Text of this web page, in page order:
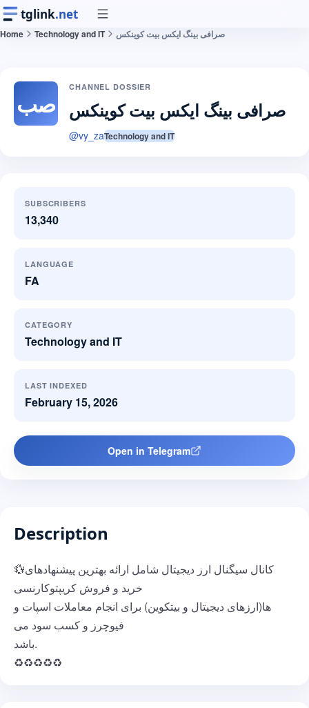
tglink.net
Home Technology and IT صرافی بینگ ایکس بیت کوینکس
صب
CHANNEL DOSSIER
صرافی بینگ ایکس بیت کوینکس
@vy_zaTechnology and IT
SUBSCRIBERS
13,340
LANGUAGE
FA
CATEGORY
Technology and IT
LAST INDEXED
February 15, 2026
Open in Telegram
Description
💱کانال سیگنال ارز دیجیتال شامل ارائه بهترین پیشنهادهای
خرید و فروش کریپتوکارنسی
ها(ارزهای دیجیتال و بیتکوین) برای انجام معاملات اسپات و
فیوچرز و کسب سود می
باشد.
♻️♻️♻️♻️♻️